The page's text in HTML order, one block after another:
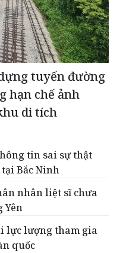
tuyến đường
hạn chế ảnh
di tích
tin sai sự thật
Bắc Ninh
nhân liệt sĩ chưa
Yên
lực lượng tham gia
quốc